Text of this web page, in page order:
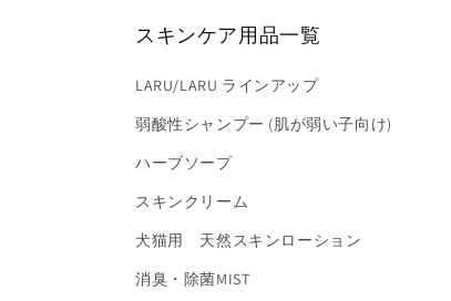
スキンケア用品一覧
LARU/LARU ラインアップ
弱酸性シャンプー (肌が弱い子向け)
ハーブソープ
スキンクリーム
犬猫用 天然スキンローション
消臭・除菌MIST